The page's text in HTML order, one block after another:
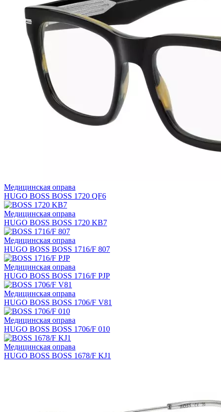
Медицинская оправа
HUGO BOSS BOSS 1720 QF6
Медицинская оправа
HUGO BOSS BOSS 1720 KB7
Медицинская оправа
HUGO BOSS BOSS 1716/F 807
Медицинская оправа
HUGO BOSS BOSS 1716/F PJP
Медицинская оправа
HUGO BOSS BOSS 1706/F V81
Медицинская оправа
HUGO BOSS BOSS 1706/F 010
Медицинская оправа
HUGO BOSS BOSS 1678/F KJ1